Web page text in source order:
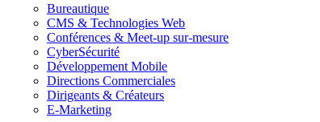
Bureautique
CMS & Technologies Web
Conférences & Meet-up sur-mesure
CyberSécurité
Développement Mobile
Directions Commerciales
Dirigeants & Créateurs
E-Marketing